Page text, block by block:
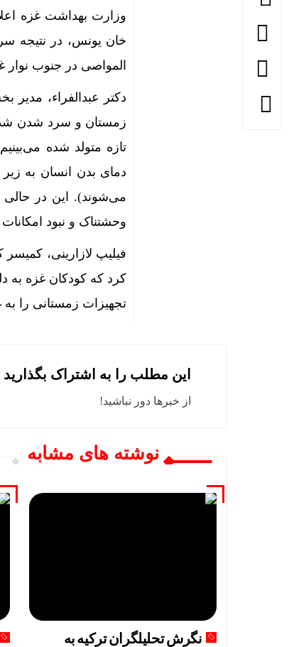
وزارت بهداشت غزه
خان یونس، در نتیجه
المواصی در جنوب نوار
دکتر عبدالفراء،
تازه متولد شده
می‌شوند). این در حالی
وحشتناک و نبود
فیلیپ لازارینی،
کرد که کودکان غزه به
تجهیزات زمستانی را
این مطلب را به اشتراک بگذارید
از خبرها دور نباشید!
نوشته های مشابه
نگرش تحلیلگران ترکیه به